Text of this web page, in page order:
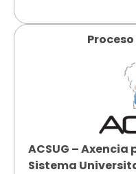
ACSUG –
Sistema